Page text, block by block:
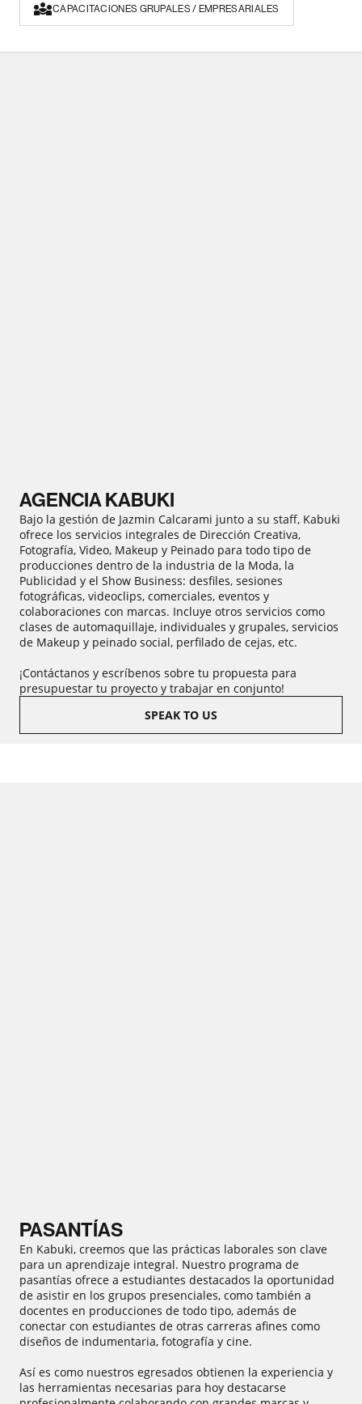
CAPACITACIONES GRUPALES / EMPRESARIALES
AGENCIA KABUKI
Bajo la gestión de Jazmin Calcarami junto a su staff, Kabuki
ofrece los servicios integrales de Dirección Creativa,
Fotografía, Video, Makeup y Peinado para todo tipo de
producciones dentro de la industria de la Moda, la
Publicidad y el Show Business: desfiles, sesiones
fotográficas, videoclips, comerciales, eventos y
colaboraciones con marcas. Incluye otros servicios como
clases de automaquillaje, individuales y grupales, servicios
de Makeup y peinado social, perfilado de cejas, etc.
¡Contáctanos y escríbenos sobre tu propuesta para
presupuestar tu proyecto y trabajar en conjunto!
SPEAK TO US
PASANTÍAS
En Kabuki, creemos que las prácticas laborales son clave
para un aprendizaje integral. Nuestro programa de
pasantías ofrece a estudiantes destacados la oportunidad
de asistir en los grupos presenciales, como también a
docentes en producciones de todo tipo, además de
conectar con estudiantes de otras carreras afines como
diseños de indumentaria, fotografía y cine.
Así es como nuestros egresados obtienen la experiencia y
las herramientas necesarias para hoy destacarse